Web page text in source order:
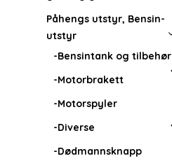
Påhengs utstyr, Bensin-
utstyr
-Bensintank og tilbehør
-Motorbrakett
-Motorspyler
-Diverse
-Dødmannsknapp